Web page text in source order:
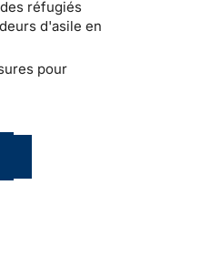
réfugiés
d'asile en
pour